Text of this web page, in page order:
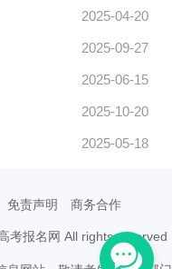
2025-04-20
2025-09-27
2025-06-15
2025-10-20
2025-05-18
免责声明 商务合作
考报名网 All rights reserved